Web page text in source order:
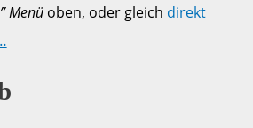
Menüoben, oder gleich direkt